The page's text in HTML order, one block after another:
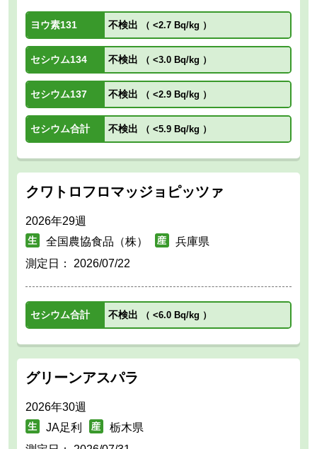
ヨウ素131 不検出 （ <2.7 Bq/kg ）
セシウム134 不検出 （ <3.0 Bq/kg ）
セシウム137 不検出 （ <2.9 Bq/kg ）
セシウム合計 不検出 （ <5.9 Bq/kg ）
クワトロフロマッジョピッツァ
2026年29週
全国農協食品（株）
兵庫県
測定日： 2026/07/22
セシウム合計 不検出 （ <6.0 Bq/kg ）
グリーンアスパラ
2026年30週
JA足利
栃木県